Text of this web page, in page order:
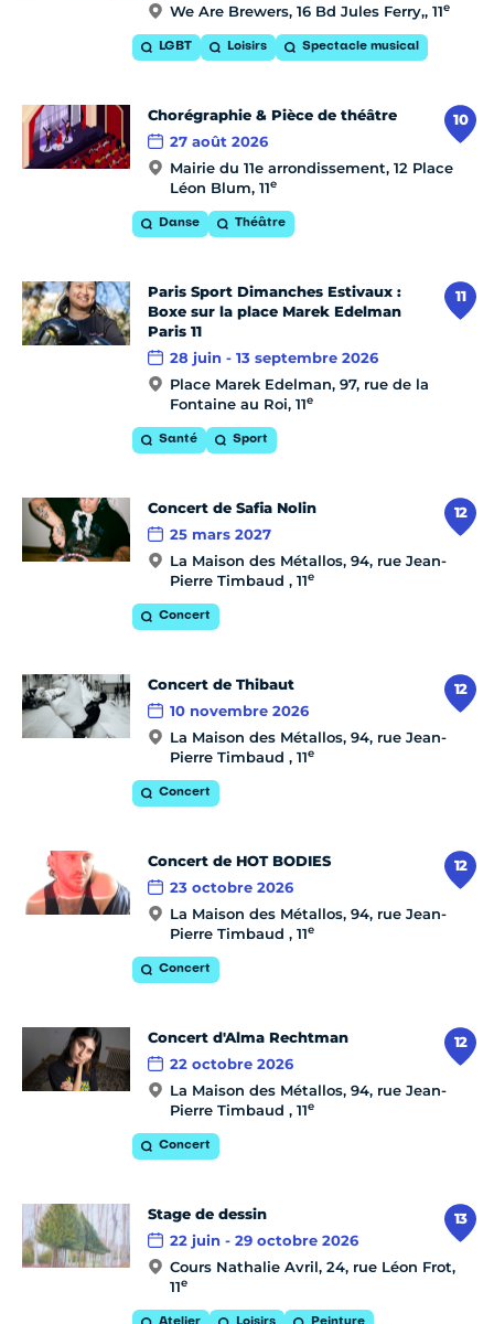
We Are Brewers, 16 Bd Jules Ferry,, 11e
LGBT Loisirs Spectacle musical
10
Chorégraphie & Pièce de théâtre
27 août 2026
Mairie du 11e arrondissement, 12 Place
Léon Blum, 11e
Danse Théâtre
11
Paris Sport Dimanches Estivaux :
Boxe sur la place Marek Edelman
Paris 11
28 juin - 13 septembre 2026
Place Marek Edelman, 97, rue de la
Fontaine au Roi, 11e
Santé Sport
12
Concert de Safia Nolin
25 mars 2027
La Maison des Métallos, 94, rue Jean-
Pierre Timbaud , 11e
Concert
12
Concert de Thibaut
10 novembre 2026
La Maison des Métallos, 94, rue Jean-
Pierre Timbaud , 11e
Concert
12
Concert de HOT BODIES
23 octobre 2026
La Maison des Métallos, 94, rue Jean-
Pierre Timbaud , 11e
Concert
12
Concert d'Alma Rechtman
22 octobre 2026
La Maison des Métallos, 94, rue Jean-
Pierre Timbaud , 11e
Concert
13
Stage de dessin
22 juin - 29 octobre 2026
Cours Nathalie Avril, 24, rue Léon Frot,
11e